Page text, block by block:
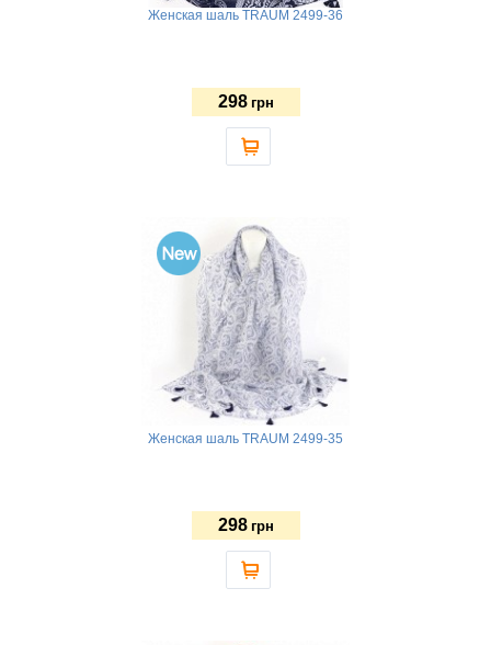
Женская шаль TRAUM 2499-36
298 грн
Женская шаль TRAUM 2499-35
298 грн